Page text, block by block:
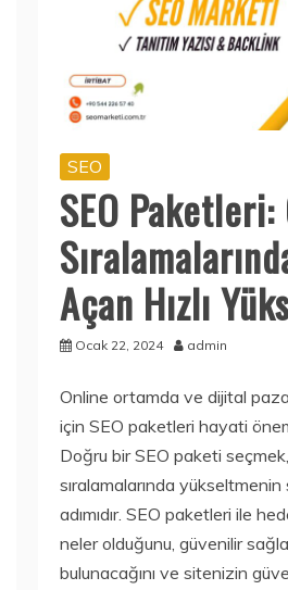
SEO
SEO
Açan Hızlı
Ocak 22, 2024 admin
Online ortamda ve dijital
için SEO paketleri hayati
Doğru bir SEO paketi
sıralamalarında
adımıdır. SEO paketleri ile
neler olduğunu, güvenilir
bulunacağını ve sitenizin